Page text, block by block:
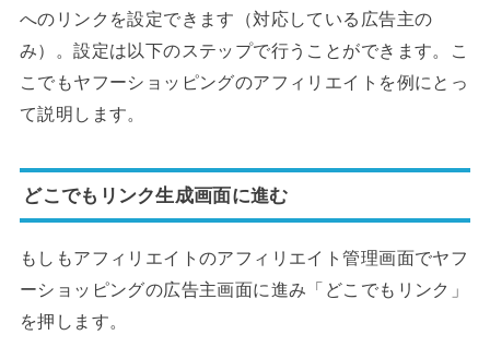
へのリンクを設定できます（対応している広告主の
み）。設定は以下のステップで行うことができます。こ
こでもヤフーショッピングのアフィリエイトを例にとっ
て説明します。
どこでもリンク生成画面に進む
もしもアフィリエイトのアフィリエイト管理画面でヤフ
ーショッピングの広告主画面に進み「どこでもリンク」
を押します。